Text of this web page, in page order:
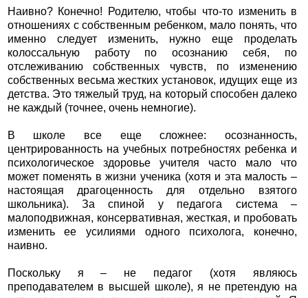
Наивно? Конечно! Родителю, чтобы что-то изменить в
отношениях с собственным ребенком, мало понять, что
именно следует изменить, нужно еще проделать
колоссальную работу по осознанию себя, по
отслеживанию собственных чувств, по изменению
собственных весьма жестких установок, идущих еще из
детства. Это тяжелый труд, на который способен далеко
не каждый (точнее, очень немногие).
В школе все еще сложнее: осознанность,
центрированность на учебных потребностях ребенка и
психологическое здоровье учителя часто мало что
может поменять в жизни ученика (хотя и эта малость –
настоящая драгоценность для отдельно взятого
школьника). За спиной у педагога система –
малоподвижная, консервативная, жесткая, и пробовать
изменить ее усилиями одного психолога, конечно,
наивно.
Поскольку я – не педагог (хотя являюсь
преподавателем в высшей школе), я не претендую на